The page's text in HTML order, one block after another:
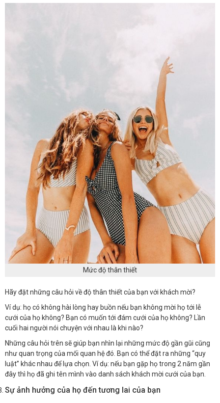
Mức độ thân thiết
Hãy đặt những câu hỏi về độ thân thiết của bạn với khách mời?
Ví dụ: họ có không hài lòng hay buồn nếu bạn không mời họ tới lễ
cưới của họ không? Bạn có muốn tới đám cưới của họ không? Lần
cuối hai người nói chuyện với nhau là khi nào?
Những câu hỏi trên sẽ giúp bạn nhìn lại những mức độ gần gũi cũng
như quan trọng của mối quan hệ đó. Bạn có thể đặt ra những “quy
luật” khác nhau để lựa chọn. Ví dụ: nếu bạn gặp họ trong 2 năm gần
đây thì họ đã ghi tên mình vào danh sách khách mời cưới của bạn.
Sự ảnh hưởng của họ đến tương lai của bạn